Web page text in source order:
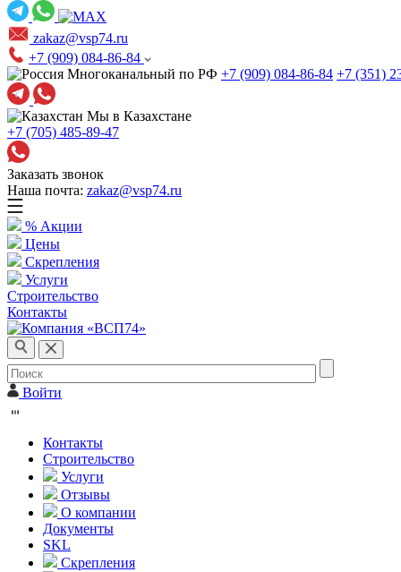
zakaz@vsp74.ru
+7 (909) 084-86-84
Многоканальный по РФ +7 (909) 084-86-84 +7 (351)
Мы в Казахстане
+7 (705) 485-89-47
Заказать звонок
Наша почта: zakaz@vsp74.ru
% Акции
Цены
Скрепления
Услуги
Строительство
Контакты
Войти
Контакты
Строительство
Услуги
Отзывы
О компании
Документы
SKL
Скрепления